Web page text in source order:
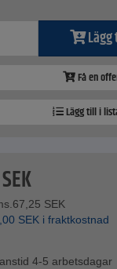
Få en
Lägg till i
SEK
67,25 SEK
SEK i fraktkostnad
4-5 arbetsdagar